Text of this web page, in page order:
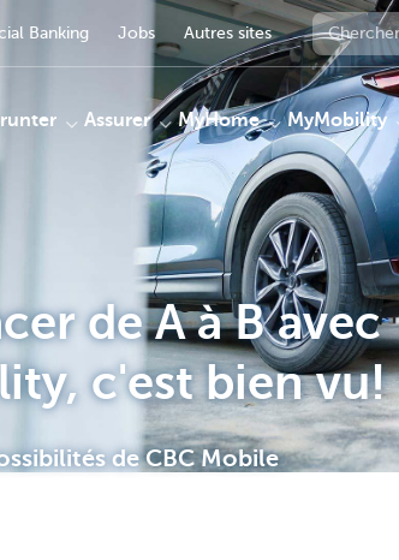
Banking Jobs Autres sites
Assurer MyHome MyMobility
de A à B avec
c'est bien vu!
de CBC Mobile